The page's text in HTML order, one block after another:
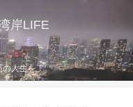
岸LIFE
の人生を！